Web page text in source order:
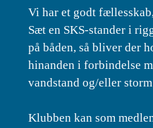
Vi har et godt
Sæt en SKS-stander i
på båden, så bliver der
hinanden i forbindelse
vandstand og/eller
Klubben kan som